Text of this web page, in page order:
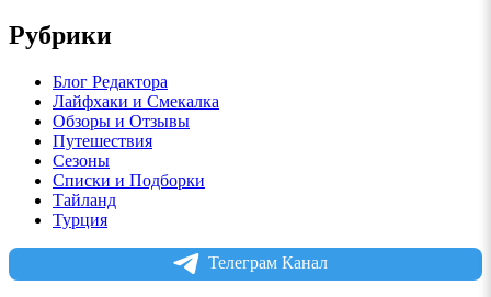
Рубрики
Блог Редактора
Лайфхаки и Смекалка
Обзоры и Отзывы
Путешествия
Сезоны
Списки и Подборки
Тайланд
Турция
Телеграм Канал